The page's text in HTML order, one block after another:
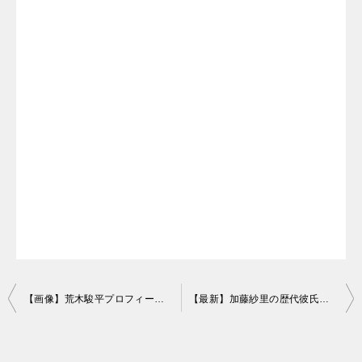
投
【画像】荒木駿平プロフィールと経歴まとめ！年収やダンサーの実力は？ 【最新】加藤紗里の歴代彼氏や熱愛まとめ！妊娠疑惑の相手は誰？